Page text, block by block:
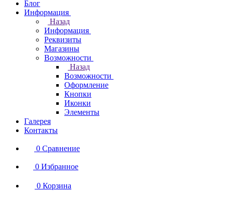
Блог
Информация
Назад
Информация
Реквизиты
Магазины
Возможности
Назад
Возможности
Оформление
Кнопки
Иконки
Элементы
Галерея
Контакты
0 Сравнение
0 Избранное
0 Корзина